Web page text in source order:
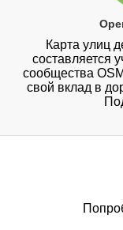
Карта улиц
составляется
сообщества
свой вклад в